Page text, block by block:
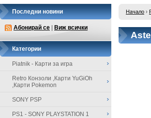
Последни новини
Абонирай се Виж всички
Категории
Piatnik - Карти за игра
Retro Конзоли ,Карти YuGiOh
,Карти Pokemon
SONY PSP
PS1 - SONY PLAYSTATION 1
Начало ›